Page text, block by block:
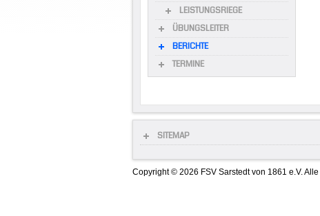
LEISTUNGSRIEGE
ÜBUNGSLEITER
BERICHTE
TERMINE
SITEMAP
Copyright © 2026 FSV Sarstedt von 1861 e.V.